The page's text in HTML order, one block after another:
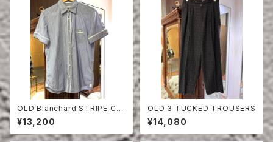
OLD Blanchard STRIPE CO
TTON HALF SLEEVE SHIRT
¥13,200
OLD 3 TUCKED TROUSERS
¥14,080